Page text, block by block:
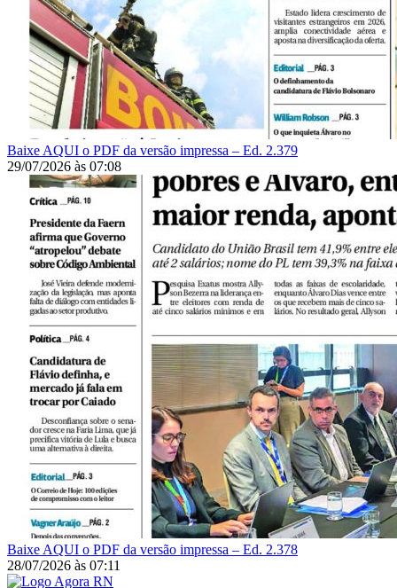
Baixe AQUI o PDF da versão impressa – Ed. 2.379
29/07/2026 às 07:08
Baixe AQUI o PDF da versão impressa – Ed. 2.378
28/07/2026 às 07:11